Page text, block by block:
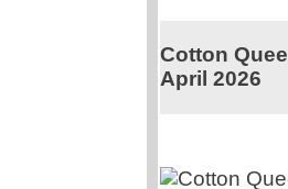
Cotton
April 2026